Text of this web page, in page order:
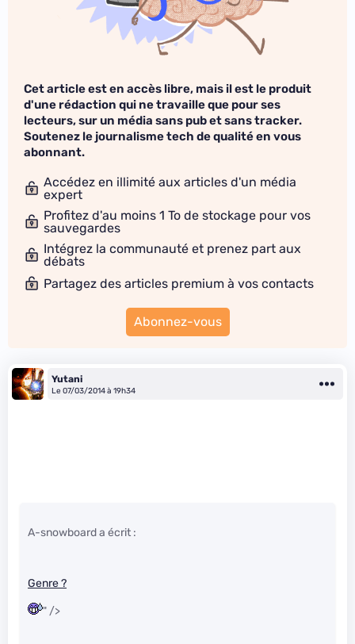
Cet article est en accès libre, mais il est le produit
d'une rédaction qui ne travaille que pour ses
lecteurs, sur un média sans pub et sans tracker.
Soutenez le journalisme tech de qualité en vous
abonnant.
Accédez en illimité aux articles d'un média
expert
Profitez d'au moins 1 To de stockage pour vos
sauvegardes
Intégrez la communauté et prenez part aux
débats
Partagez des articles premium à vos contacts
Abonnez-vous
Yutani
Le 07/03/2014 à 19h34
A-snowboard a écrit :
Genre ?
" />